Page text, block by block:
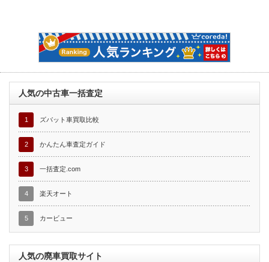
人気の中古車一括査定
1 ズバット車買取比較
2 かんたん車査定ガイド
3 一括査定.com
4 楽天オート
5 カービュー
人気の廃車買取サイト